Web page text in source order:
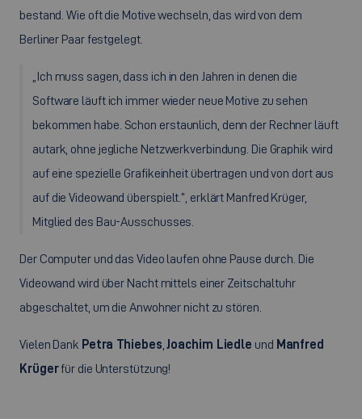
bestand. Wie oft die Motive wechseln, das wird von dem
Berliner Paar festgelegt.
„Ich muss sagen, dass ich in den Jahren in denen die
Software läuft ich immer wieder neue Motive zu sehen
bekommen habe. Schon erstaunlich, denn der Rechner läuft
autark, ohne jegliche Netzwerkverbindung. Die Graphik wird
auf eine spezielle Grafikeinheit übertragen und von dort aus
auf die Videowand überspielt.“, erklärt Manfred Krüger,
Mitglied des Bau-Ausschusses.
Der Computer und das Video laufen ohne Pause durch. Die
Videowand wird über Nacht mittels einer Zeitschaltuhr
abgeschaltet, um die Anwohner nicht zu stören.
Vielen Dank Petra Thiebes ,Joachim Liedle und Manfred
Krügerfür die Unterstützung!